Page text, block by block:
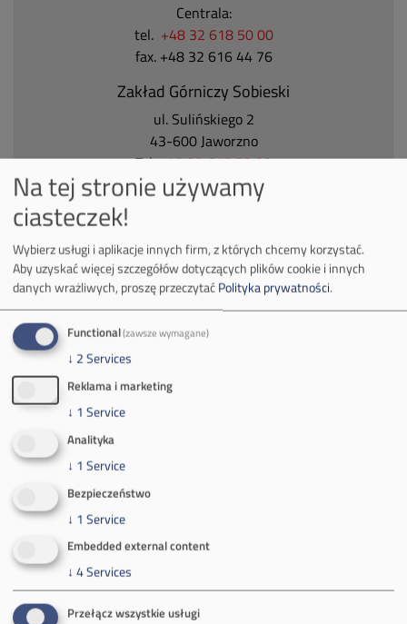
Centrala:
tel. +48 32 618 50 00
fax. +48 32 616 44 76
Zakład Górniczy Sobieski
ul. Sulińskiego 2
43-600 Jaworzno
Tel.+48 32 618 50 00
Zakład Górniczy Janina
32-590 Libiąż
Tel.+48 32 627 00 00
Zakład Górniczy Brzeszcze
ul.Kościuszki 1
tel.:
(poniedziałek-piątek 7:00-15:00)
Na tej stronie używamy
ciasteczek!
Wybierz usługi i aplikacje innych firm, z których chcemy korzystać.
Aby uzyskać więcej szczegółów dotyczących plików cookie i innych
danych wrażliwych, proszę przeczytaćPolityka prywatności.
Functional(zawsze wymagane)
↓ 2Services
Reklama i marketing
↓ 1 Service
Analityka
↓ 1 Service
Bezpieczeństwo
↓ 1 Service
Embedded external content
↓ 4Services
Przełącz wszystkie usługi